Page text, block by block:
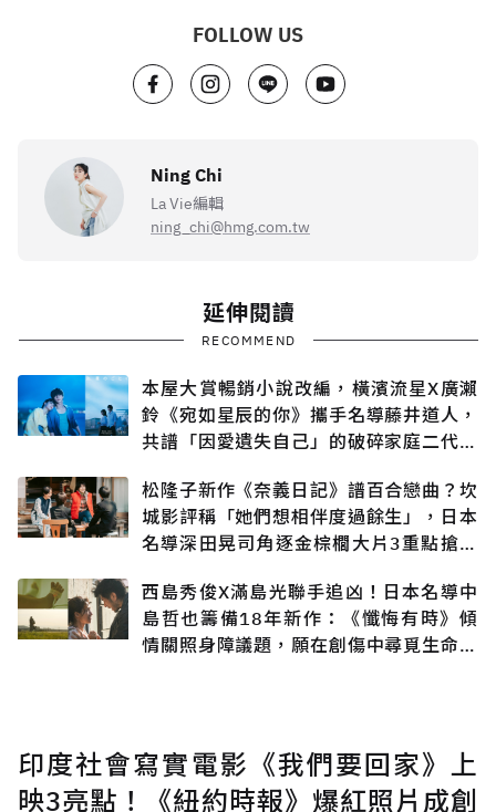
FOLLOW US
Ning Chi
La Vie編輯
ning_chi@hmg.com.tw
延伸閱讀
RECOMMEND
本屋大賞暢銷小說改編，橫濱流星X廣瀨
鈴《宛如星辰的你》攜手名導藤井道人，
共譜「因愛遺失自己」的破碎家庭二代悲
松隆子新作《奈義日記》譜百合戀曲？坎
城影評稱「她們想相伴度過餘生」，日本
名導深田晃司角逐金棕櫚大片3重點搶先
西島秀俊X滿島光聯手追凶！日本名導中
島哲也籌備18年新作：《懺悔有時》傾
情關照身障議題，願在創傷中尋覓生命出
印度社會寫實電影《我們要回家》上
映3亮點！《紐約時報》爆紅照片成創